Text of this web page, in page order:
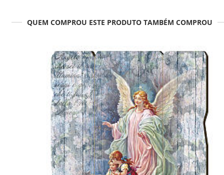
QUEM COMPROU ESTE PRODUTO TAMBÉM COMPROU